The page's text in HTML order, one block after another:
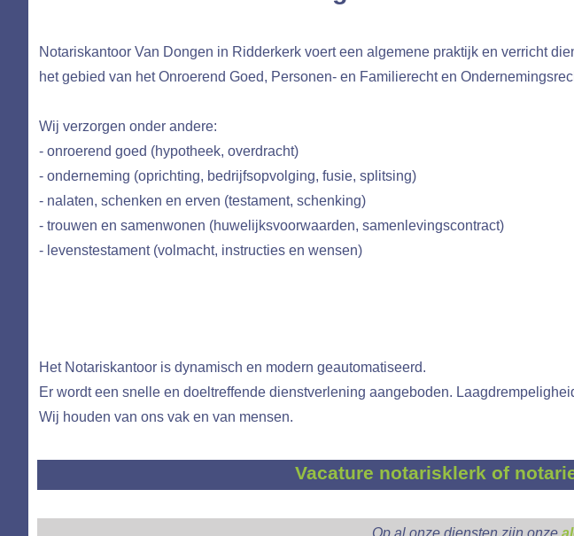
PARTNER IN
Notariskantoor Van Dongen in Ridderkerk voert een algemene praktijk en verricht
het gebied van het Onroerend Goed, Personen- en Familierecht en
Wij verzorgen onder andere:
- onroerend goed (hypotheek, overdracht)
- onderneming (oprichting, bedrijfsopvolging, fusie, splitsing)
- nalaten, schenken en erven (testament, schenking)
- trouwen en samenwonen (huwelijksvoorwaarden, samenlevingscontract)
- levenstestament (volmacht, instructies en wensen)
Het Notariskantoor is dynamisch en modern geautomatiseerd.
Er wordt een snelle en doeltreffende dienstverlening aangeboden.
Wij houden van ons vak en van mensen.
Vacature notarisklerk of